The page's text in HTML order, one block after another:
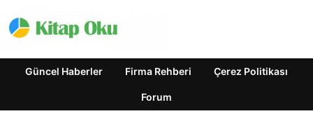
Güncel Haberler Firma Rehberi Çerez Politikası
Forum